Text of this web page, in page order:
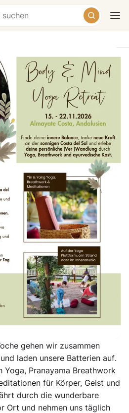
Retreat |
Andalusien
Spain
dich, deinen Körper,
deinen Geist, deine
in Almayate Costa - was
deinen Körper,dein
Geist, deine Balance...ohne
müssen und sollen,einfach
Costa del Sol in
Gleichgesinnten in
Auf derYogaplattform mit
Salzwasserpool oder am nahe
(ca. 300m entfernt).
gehen wir zusammen
laden unsere Batterien auf.
Yoga, Pranayama Breathwork
für Körper, Geist und
durch die wunderbare
Ort und nehmen uns täglich